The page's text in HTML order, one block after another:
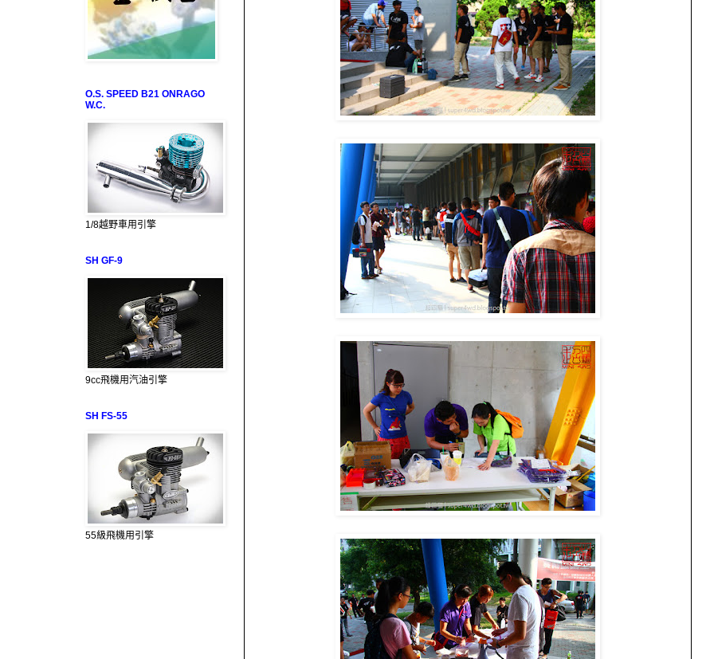
O.S. SPEED B21 ONRAGO
W.C.
1/8越野車用引擎
SH GF-9
9cc飛機用汽油引擎
SH FS-55
55級飛機用引擎